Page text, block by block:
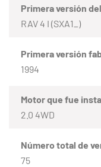
Primera versión
RAV 4 I (SXA1_)
Primera versión
1994
Motor que fue
2.0 4WD
Número total de
75